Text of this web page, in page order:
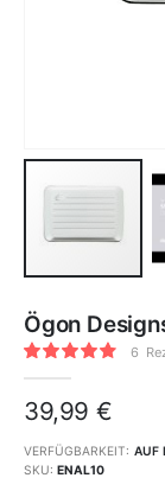
der
Bildgalerie
springen
Ögon
Bewertung:
93
% of100
6
39,99 €
VERFÜGBARKEIT: AUF
SKU ENAL10